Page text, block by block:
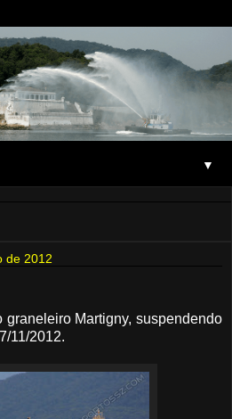
▼
de 2012
Martigny, suspendendo
11/2012.